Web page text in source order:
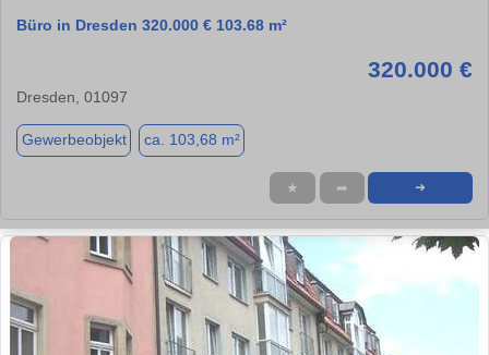
Büro in Dresden 320.000 € 103.68 m²
320.000 €
Dresden, 01097
Gewerbeobjekt ca. 103,68 m²
★ ➦ ➜